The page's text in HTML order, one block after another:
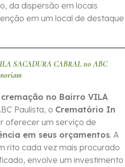
da dispersão em locais
em um local de destaque
SACADURA CABRAL no ABC
no Bairro VILA
Paulista, o Crematório In
oferecer um serviço de
em seus orçamentos. A
rito cada vez mais procurado
envolve um investimento